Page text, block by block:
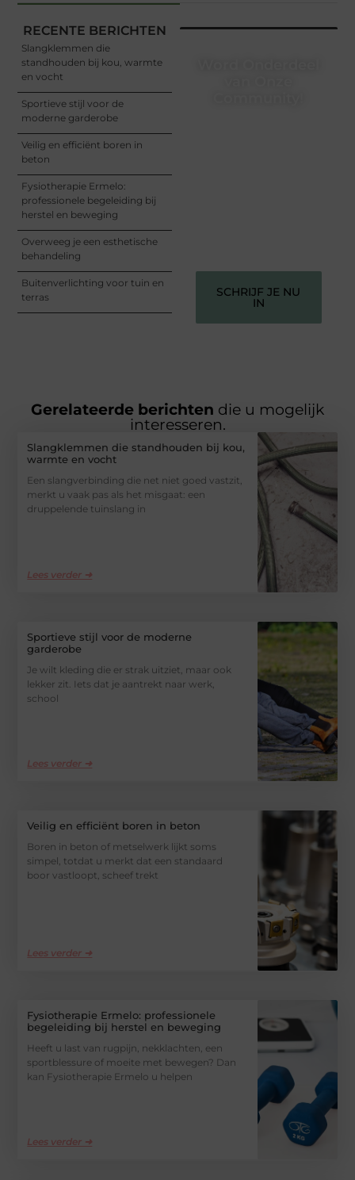
RECENTE BERICHTEN
Slangklemmen die
standhouden bij kou, warmte
en vocht
Sportieve stijl voor de
moderne garderobe
Veilig en efficiënt boren in
beton
Fysiotherapie Ermelo:
professionele begeleiding bij
herstel en beweging
Overweeg je een esthetische
behandeling
Buitenverlichting voor tuin en
terras
SCHRIJF JE NU
IN
Gerelateerde berichten die u mogelijk
interesseren.
Slangklemmen die standhouden bij kou,
warmte en vocht
Een slangverbinding die net niet goed vastzit,
merkt u vaak pas als het misgaat: een
druppelende tuinslang in
Lees verder ➜
Sportieve stijl voor de moderne
garderobe
Je wilt kleding die er strak uitziet, maar ook
lekker zit. Iets dat je aantrekt naar werk,
school
Lees verder ➜
Veilig en efficiënt boren in beton
Boren in beton of metselwerk lijkt soms
simpel, totdat u merkt dat een standaard
boor vastloopt, scheef trekt
Lees verder ➜
Fysiotherapie Ermelo: professionele
begeleiding bij herstel en beweging
Heeft u last van rugpijn, nekklachten, een
sportblessure of moeite met bewegen? Dan
kan Fysiotherapie Ermelo u helpen
Lees verder ➜